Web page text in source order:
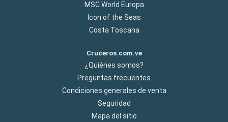
MSC World Europa
Icon of the Seas
Costa Toscana
Cruceros.com.ve
¿Quiénes somos?
Preguntas frecuentes
Condiciones generales de venta
Seguridad
Mapa del sitio